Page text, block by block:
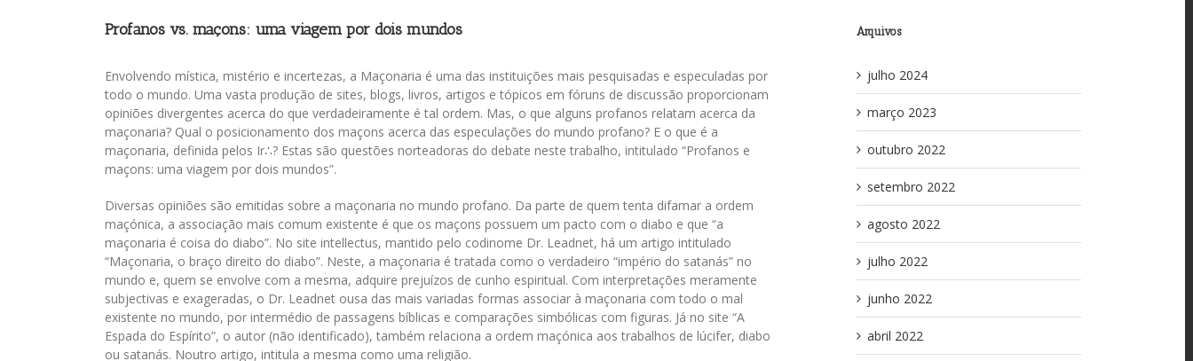
Profanos vs. maçons: uma viagem por dois mundos
Envolvendo mística, mistério e incertezas, a Maçonaria é uma das instituições mais pesquisadas e especuladas por
todo o mundo. Uma vasta produção de sites, blogs, livros, artigos e tópicos em fóruns de discussão proporcionam
opiniões divergentes acerca do que verdadeiramente é tal ordem. Mas, o que alguns profanos relatam acerca da
maçonaria? Qual o posicionamento dos maçons acerca das especulações do mundo profano? E o que é a
maçonaria, definida pelos Ir∴? Estas são questões norteadoras do debate neste trabalho, intitulado “Profanos e
maçons: uma viagem por dois mundos”.
Diversas opiniões são emitidas sobre a maçonaria no mundo profano. Da parte de quem tenta difamar a ordem
maçónica, a associação mais comum existente é que os maçons possuem um pacto com o diabo e que “a
maçonaria é coisa do diabo”. No site intellectus, mantido pelo codinome Dr. Leadnet, há um artigo intitulado
“Maçonaria, o braço direito do diabo”. Neste, a maçonaria é tratada como o verdadeiro “império do satanás” no
mundo e, quem se envolve com a mesma, adquire prejuízos de cunho espiritual. Com interpretações meramente
subjectivas e exageradas, o Dr. Leadnet ousa das mais variadas formas associar à maçonaria com todo o mal
existente no mundo, por intermédio de passagens bíblicas e comparações simbólicas com figuras. Já no site “A
Espada do Espírito”, o autor (não identificado), também relaciona a ordem maçónica aos trabalhos de lúcifer, diabo
ou satanás. Noutro artigo, intitula a mesma como uma religião.
Arquivos
julho 2024
março 2023
outubro 2022
setembro 2022
agosto 2022
julho 2022
junho 2022
abril 2022